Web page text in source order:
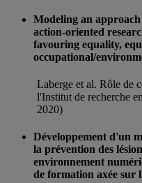
Modeling an
action-oriented
favouring equality,
occupational/
Laberge et al. Rôle de
l'Institut de recherche
2020)
Développement d'un
la prévention des
environnement
de formation axée sur